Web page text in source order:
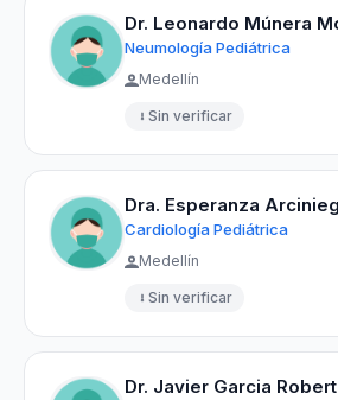
Dr. Leonardo Múnera
Neumología Pediátrica
Medellín
Sin verificar
Cardiología Pediátrica
Medellín
Sin verificar
Dr. Javier Garcia